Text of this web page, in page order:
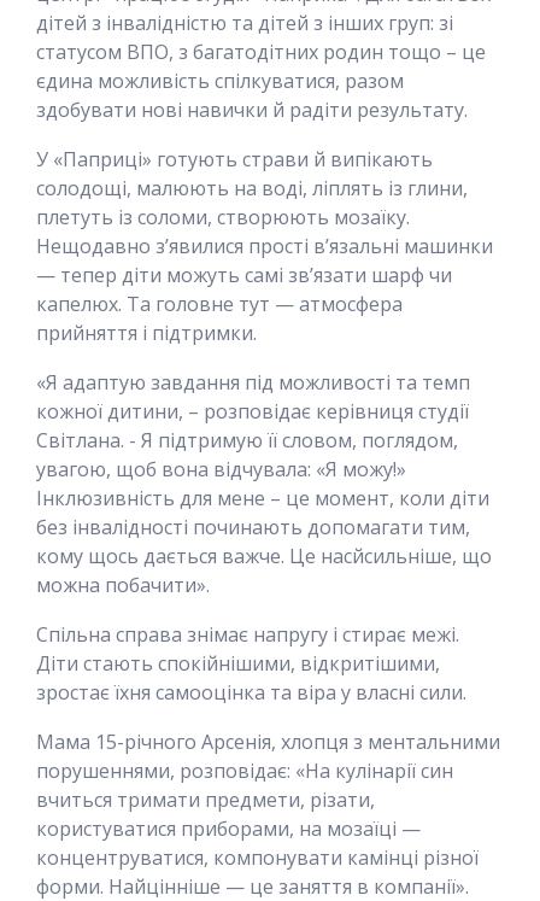
дітей з інвалідністю та дітей з інших груп: зі
статусом ВПО, з багатодітних родин тощо – це
єдина можливість спілкуватися, разом
здобувати нові навички й радіти результату.
У «Паприці» готують страви й випікають
солодощі, малюють на воді, ліплять із глини,
плетуть із соломи, створюють мозаїку.
Нещодавно з’явилися прості в’язальні машинки
— тепер діти можуть самі зв’язати шарф чи
капелюх. Та головне тут — атмосфера
прийняття і підтримки.
«Я адаптую завдання під можливості та темп
кожної дитини, – розповідає керівниця студії
Світлана. - Я підтримую її словом, поглядом,
увагою, щоб вона відчувала: «Я можу!»
Інклюзивність для мене – це момент, коли діти
без інвалідності починають допомагати тим,
кому щось дається важче. Це насйсильніше, що
можна побачити».
Спільна справа знімає напругу і стирає межі.
Діти стають спокійнішими, відкритішими,
зростає їхня самооцінка та віра у власні сили.
Мама 15-річного Арсенія, хлопця з ментальними
порушеннями, розповідає: «На кулінарії син
вчиться тримати предмети, різати,
користуватися приборами, на мозаїці —
концентруватися, компонувати камінці різної
форми. Найцінніше — це заняття в компанії».